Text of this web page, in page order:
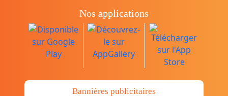
Nos applications
Bannières publicitaires